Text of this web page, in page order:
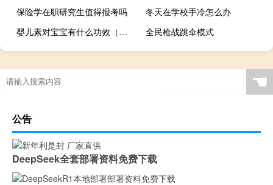
保险学在职研究生值得报考吗
冬天在学校手冷怎么办
婴儿素对宝宝有什么功效（婴儿素对宝宝有伤害吗）
全民枪战跳伞模式
☚
公告
DeepSeek全套部署资料免费下载